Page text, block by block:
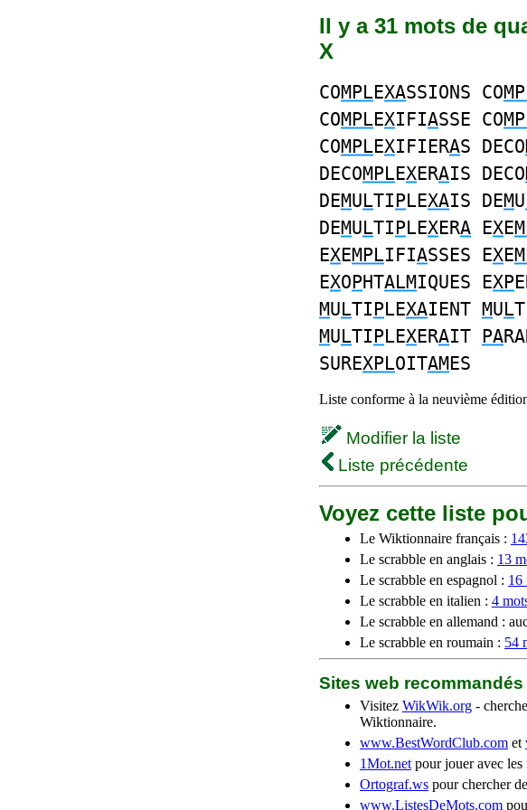
Il y a 31 mots de
X
COMPLEXASSIONS CO
COMPLEXIFIASSE CO
COMPLEXIFIERAS DECO
DECOMPLEXERAIS DECO
DEMULTIPLEXAIS DEMU
DEMULTIPLEXERA EXE
EXEMPLIFIASSES EXE
EXOPHTALMIQUES EXP
MULTIPLEXAIENT MUL
MULTIPLEXERAIT PA
SUREXPLOITAMES
Liste conforme à la neuvième
Modifier la liste
Liste précédente
Voyez cette liste
Le Wiktionnaire français :
Le scrabble en anglais : 13
Le scrabble en espagnol : 16
Le scrabble en italien : 4
Le scrabble en allemand :
Le scrabble en roumain : 54
Sites web recommandés
Visitez WikWik.org -
Wiktionnaire.
www.BestWordClub.com et
1Mot.net pour jouer avec les
Ortograf.ws pour chercher
www.ListesDeMots.com